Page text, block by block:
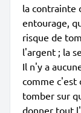
la contrainte
entourage,
risque de
l'argent ; la
Il n'y a
comme c'est
tomber sur
donner tout